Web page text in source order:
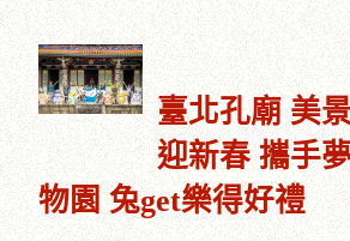
臺北孔廟 美
迎新春 攜手
物園 兔get樂得好禮